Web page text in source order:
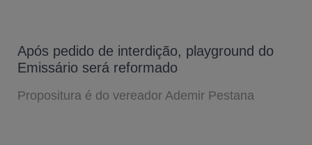
Após pedido de interdição, playground do
Emissário será reformado
Propositura é do vereador Ademir Pestana